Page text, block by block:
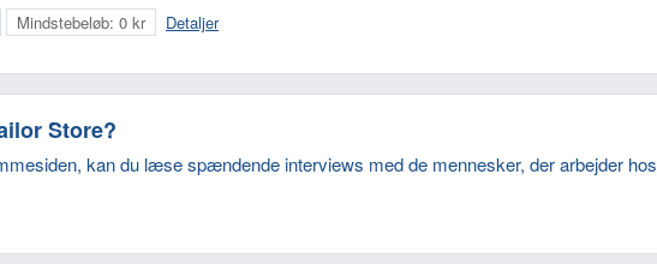
Mindstebeløb: 0 kr Detaljer
Store?
kan du læse spændende interviews med de mennesker, der arbejder hos